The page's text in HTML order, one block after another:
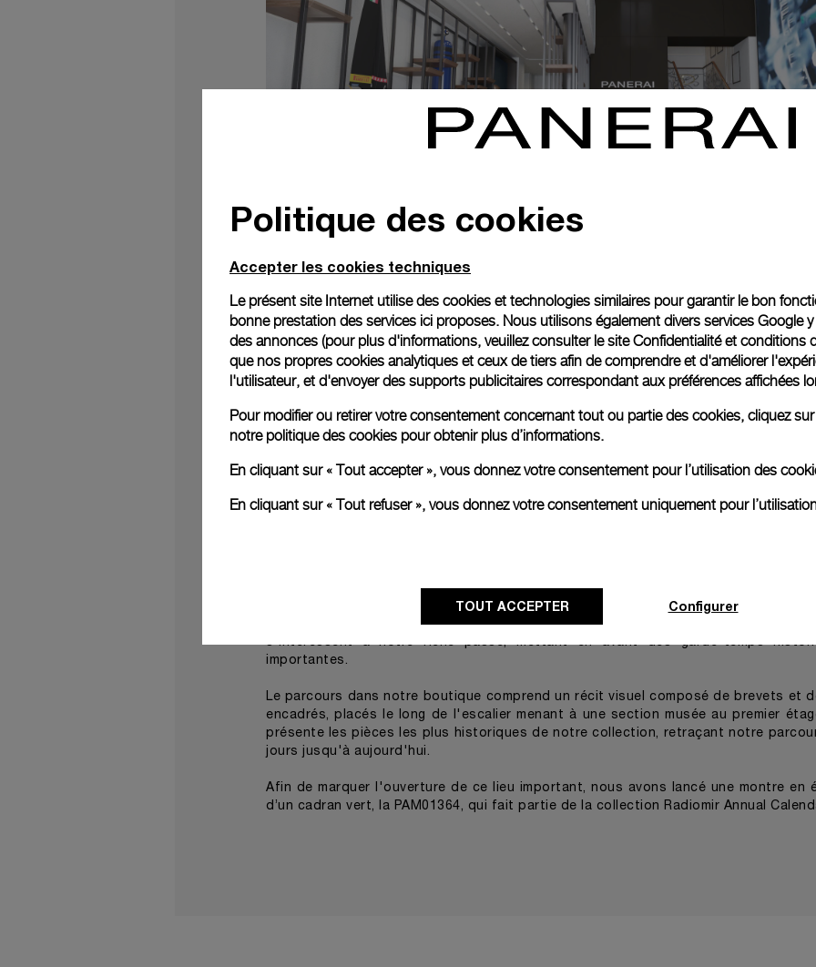
Nous sommes ravis d'accueillir les visiteurs dans notre nouvelle Casa Panerai
avenue des Champs-Élysées, qui renforce notre présence dans la capitale
bâtiment historique datant de 1862, il s’agit de notre plus grande boutique en
charme historique et éléments modernes. Cette fusion crée un espace qui
s’inscrivant dans le présent.
Lieu permettant aux clients et aux passionnés de s'immerger dans notre
pensée pour être une maison, où chaque visiteur devient partie intégrante de
atmosphère qui marie tradition et innovation. Grâce à ses caractéristiques et à
découverte. Dès leur arrivée, les clients bénéficient d'une attention
long de leur parcours dans l'une des cinq suites exclusives. Ces espaces
destinée aux clients VIP, dotée d’un décor élégant inspiré de la mer, et un espace
s'intéressent à notre riche passé, mettant en avant des garde-temps
importantes.
Le parcours dans notre boutique comprend un récit visuel composé de brevets et
encadrés, placés le long de l'escalier menant à une section musée au premier
présente les pièces les plus historiques de notre collection, retraçant notre
jours jusqu'à aujourd'hui.
Afin de marquer l'ouverture de ce lieu important, nous avons lancé une montre en
d’un cadran vert, la PAM01364, qui fait partie de la collection Radiomir Annual
Politique des cookies
Accepter les cookies techniques
Le présent site Internet utilise des cookies et technologies similaires pour garantir le bon
bonne prestation des services ici proposes. Nous utilisons également divers services Google
des annonces (pour plus d'informations, veuillez consulter lesite Confidentialité et conditions
que nos propres cookies analytiques et ceux de tiers afin de comprendre et d'améliorer
l'utilisateur, et d'envoyer des supports publicitaires correspondant aux préférences affichées
Pour modifier ou retirer votre consentement concernant tout ou partie des cookies, cliquez
notre politique des cookies pour obtenir plus d’informations.
En cliquant sur « Tout accepter », vous donnez votre consentement pour l’utilisation des
En cliquant sur « Tout refuser », vous donnez votre consentement uniquement pour
TOUT ACCEPTER Configurer